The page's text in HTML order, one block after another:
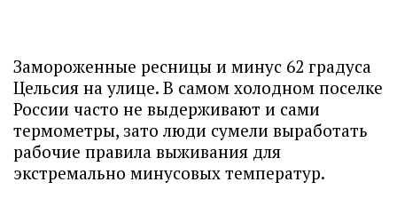
Замороженные ресницы и минус 62 градуса
Цельсия на улице. В самом холодном поселке
России часто не выдерживают и сами
термометры, зато люди сумели выработать
рабочие правила выживания для
экстремально минусовых температур.